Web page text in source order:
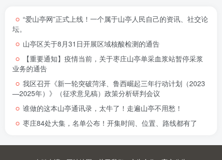
“爱山亭网”正式上线！一个属于山亭人民自己的资讯、社交论
坛。
山亭区关于8月31日开展区域核酸检测的通告
【重要通知】疫情当前，关于枣庄山亭单采血浆站暂停采浆
业务的通告
我区召开《新一轮突破菏泽、鲁西崛起三年行动计划（2023
—2025年）》（征求意见稿）政策分析研判会议
谁做的这本山亭通讯录，太牛了！走遍山亭不用愁！
枣庄84处大集，名单公布！开集时间、位置、路线都有了